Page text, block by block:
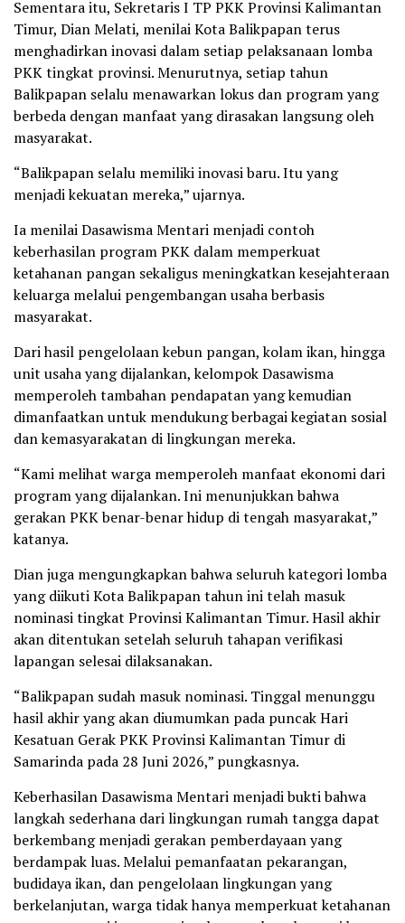
Sementara itu, Sekretaris I TP PKK Provinsi Kalimantan
Timur, Dian Melati, menilai Kota Balikpapan terus
menghadirkan inovasi dalam setiap pelaksanaan lomba
PKK tingkat provinsi. Menurutnya, setiap tahun
Balikpapan selalu menawarkan lokus dan program yang
berbeda dengan manfaat yang dirasakan langsung oleh
masyarakat.
“Balikpapan selalu memiliki inovasi baru. Itu yang
menjadi kekuatan mereka,” ujarnya.
Ia menilai Dasawisma Mentari menjadi contoh
keberhasilan program PKK dalam memperkuat
ketahanan pangan sekaligus meningkatkan kesejahteraan
keluarga melalui pengembangan usaha berbasis
masyarakat.
Dari hasil pengelolaan kebun pangan, kolam ikan, hingga
unit usaha yang dijalankan, kelompok Dasawisma
memperoleh tambahan pendapatan yang kemudian
dimanfaatkan untuk mendukung berbagai kegiatan sosial
dan kemasyarakatan di lingkungan mereka.
“Kami melihat warga memperoleh manfaat ekonomi dari
program yang dijalankan. Ini menunjukkan bahwa
gerakan PKK benar-benar hidup di tengah masyarakat,”
katanya.
Dian juga mengungkapkan bahwa seluruh kategori lomba
yang diikuti Kota Balikpapan tahun ini telah masuk
nominasi tingkat Provinsi Kalimantan Timur. Hasil akhir
akan ditentukan setelah seluruh tahapan verifikasi
lapangan selesai dilaksanakan.
“Balikpapan sudah masuk nominasi. Tinggal menunggu
hasil akhir yang akan diumumkan pada puncak Hari
Kesatuan Gerak PKK Provinsi Kalimantan Timur di
Samarinda pada 28 Juni 2026,” pungkasnya.
Keberhasilan Dasawisma Mentari menjadi bukti bahwa
langkah sederhana dari lingkungan rumah tangga dapat
berkembang menjadi gerakan pemberdayaan yang
berdampak luas. Melalui pemanfaatan pekarangan,
budidaya ikan, dan pengelolaan lingkungan yang
berkelanjutan, warga tidak hanya memperkuat ketahanan